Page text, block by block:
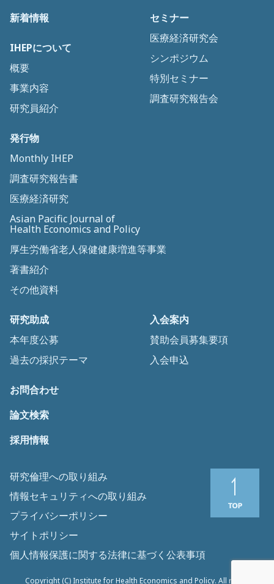
新着情報
IHEPについて
概要
事業内容
研究員紹介
セミナー
医療経済研究会
シンポジウム
特別セミナー
調査研究報告会
発行物
Monthly IHEP
調査研究報告書
医療経済研究
Asian Pacific Journal of
Health Economics and Policy
厚生労働省老人保健健康増進等事業
著書紹介
その他資料
研究助成
本年度公募
過去の採択テーマ
入会案内
賛助会員募集要項
入会申込
お問合わせ
論文検索
採用情報
研究倫理への取り組み
情報セキュリティへの取り組み
プライバシーポリシー
サイトポリシー
個人情報保護に関する法律に基づく公表事項
Copyright (C) Institute for Health Economics and Policy. All rights